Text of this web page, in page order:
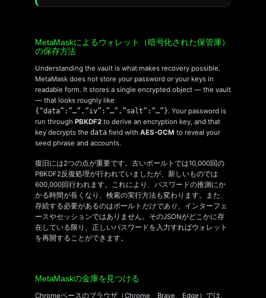
MetaMaskによるウォレット（暗号化された保管庫）
の保存方法
Understanding the vault is what makes recovery possible.
MetaMask does not store your password or your keys in
readable form. It stores a single encrypted object — the vault
— that looks roughly like
{“data”:”…”,”iv”:”…”,”salt”:”…”}. Your password is
run through PBKDF2 to derive an encryption key, and that
key decrypts the data field with AES-GCM to reveal your
seed phrase and accounts.
復旧には2つの点が重要です。古いボールトでは10,000回の
PBKDF2反復処理が行われていましたが、新しいものでは
600,000回行われます。これにより、パスワードの推測にか
かる時間が長くなり、検索の実行方法も変わります。また、
存続する必要があるのはボールト だけであり、インターフェ
ースやセッションではありません。そのJSONがどこかに存
在している限り、正しいパスワードを入力すればウォレット
を再開することができます。
MetaMaskの金庫を見つける
Chromeベースのブラウザ（Chrome、Brave、Edge）では、